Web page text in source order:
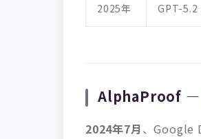
2025年 GPT-5.2
AlphaProof —
2024年7月 、Google